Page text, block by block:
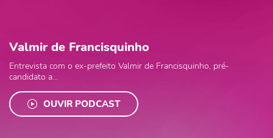
Valmir de Francisquinho
Entrevista com o ex-prefeito Valmir de Francisquinho, pré-
candidato a...
OUVIR PODCAST